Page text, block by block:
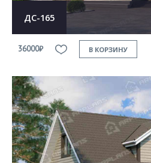
ДС-165
36000₽ В КОРЗИНУ